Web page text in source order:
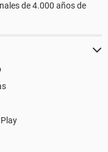
de 4.000 años de